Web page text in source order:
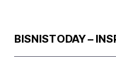
BISNISTODAY –